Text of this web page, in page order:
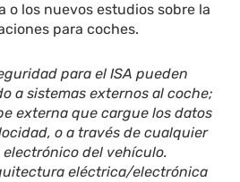
o los nuevos estudios sobre la
para coches.
para el ISA pueden
a sistemas externos al coche;
externa que cargue los datos
o a través de cualquier
del vehículo.
eléctrica/electrónica